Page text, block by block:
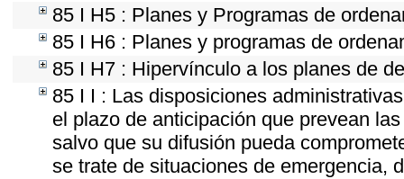
85 I H5 : Planes y Programas de
85 I H6 : Planes y programas de
85 I H7 : Hipervínculo a los planes de
85 I I : Las disposiciones
el plazo de anticipación que prevean
salvo que su difusión pueda
se trate de situaciones de emergencia,